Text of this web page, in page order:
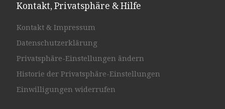
Kontakt, Privatsphäre & Hilfe
Kontakt & Impressum
Datenschutzerklärung
Privatsphäre-Einstellungen ändern
Historie der Privatsphäre-Einstellungen
Einwilligungen widerrufen